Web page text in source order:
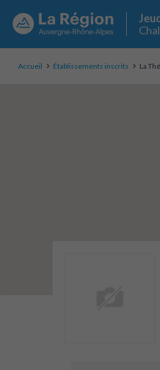
Accueil Établissements inscrits La